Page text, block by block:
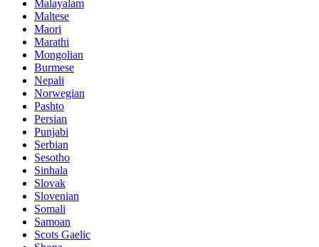
Malayalam
Maltese
Maori
Marathi
Mongolian
Burmese
Nepali
Norwegian
Pashto
Persian
Punjabi
Serbian
Sesotho
Sinhala
Slovak
Slovenian
Somali
Samoan
Scots Gaelic